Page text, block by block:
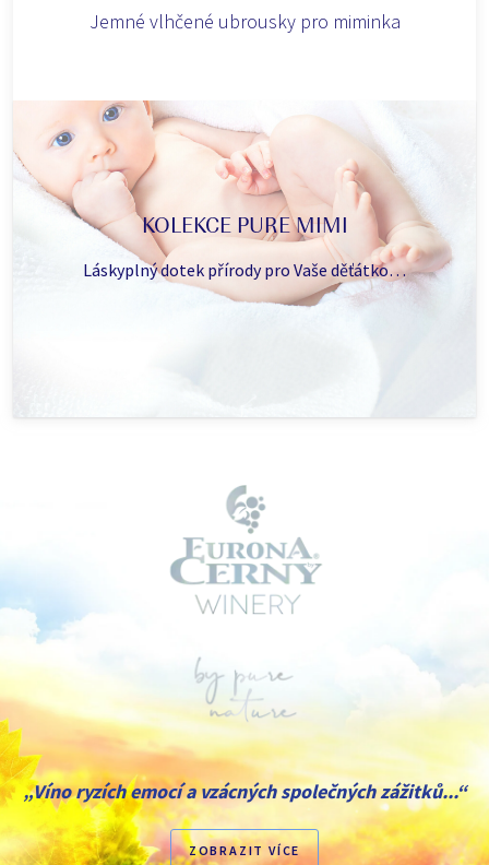
KOLEKCE PURE MIMI
Láskyplný dotek přírody pro Vaše děťátko…
Jemné vlhčené ubrousky pro miminka
„Víno ryzích emocí a vzácných společných zážitků...“
ZOBRAZIT VÍCE